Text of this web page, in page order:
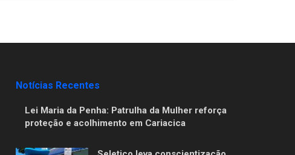
Notícias Recentes
Lei Maria da Penha: Patrulha da Mulher reforça
proteção e acolhimento em Cariacica